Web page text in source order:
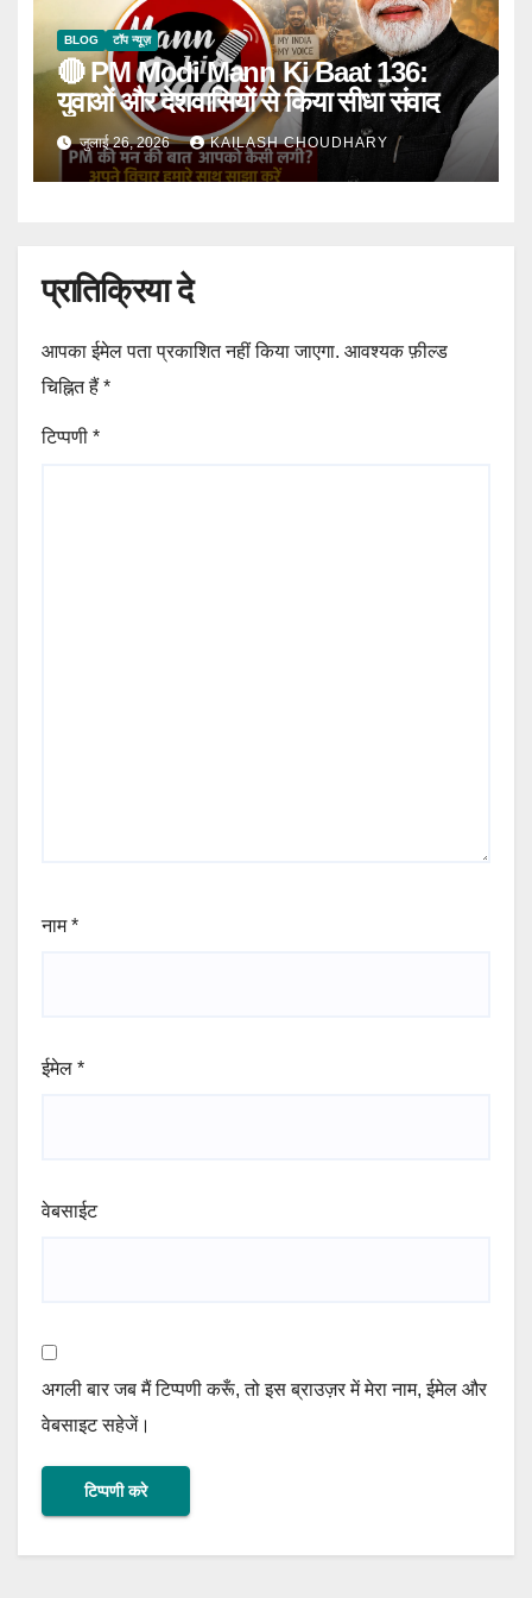
BLOG टॉप न्यूज़
🔴 PM Modi Mann Ki Baat 136:
युवाओं और देशवासियों से किया सीधा संवाद
जुलाई 26, 2026 KAILASH CHOUDHARY
प्रातिक्रिया दे
आपका ईमेल पता प्रकाशित नहीं किया जाएगा. आवश्यक फ़ील्ड
चिह्नित हैं *
टिप्पणी *
नाम*
ईमेल *
वेबसाईट
अगली बार जब मैं टिप्पणी करूँ, तो इस ब्राउज़र में मेरा नाम, ईमेल और
वेबसाइट सहेजें।